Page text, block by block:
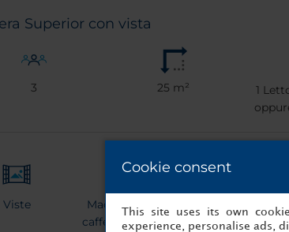
Superior con vista
3 25 m² 1
Viste
Macchina da
caffé espresso
Accappatoio
Cookie consent
This site uses its own
experience, personalise ads,